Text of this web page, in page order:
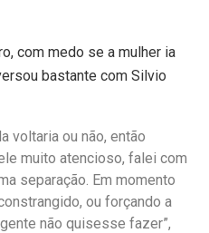
com medo se a mulher ia
bastante com Silvio
voltaria ou não, então
muito atencioso, falei com
separação. Em momento
ou forçando a
não quisesse fazer”,